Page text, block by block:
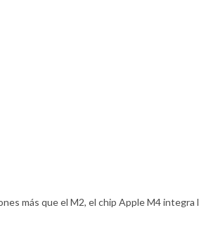
más que el M2, el chip Apple M4 integra